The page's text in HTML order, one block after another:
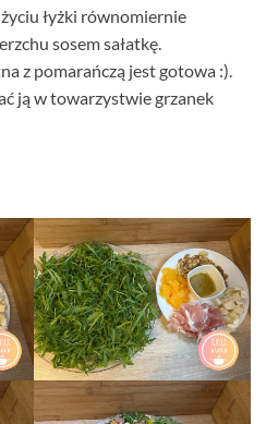
łyżki równomiernie
sosem sałatkę.
z pomarańczą jest gotowa :).
ją w towarzystwie grzanek